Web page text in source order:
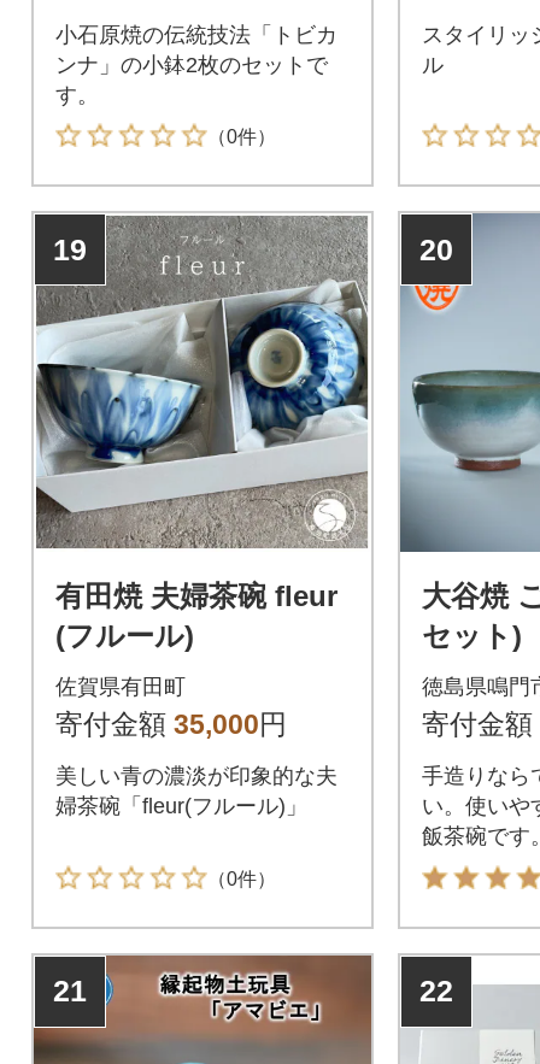
小石原焼の伝統技法「トビカ
ンナ」の小鉢2枚のセットで
す。
（0件）
スタイリッ
ル
19
有田焼 夫婦茶碗 fleur
(フルール)
佐賀県有田町
寄付金額 35,000円
美しい青の濃淡が印象的な夫
婦茶碗「fleur(フルール)」
（0件）
20
大谷焼
セット)
徳島県鳴門
寄付金額
手造りなら
い。使いや
飯茶碗です
21 22